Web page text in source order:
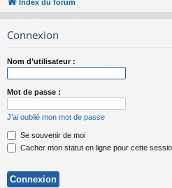
u sit
Index du forum
Connexion
Nom d’utilisateur :
Mot de passe :
J’ai oublié mon mot de passe
Se souvenir de moi
Cacher mon statut en ligne pour cette